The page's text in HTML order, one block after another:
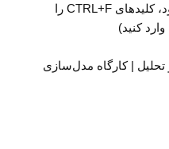
(برای یافتن شماره دانشجویی خود، کلیدهای CTRL+F را
کنید)
| کارگاه مدل‌سازی